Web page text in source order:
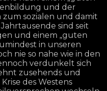
und der
sozialen und damit
sind seit
und einem „guten
in unseren
nie so nahe wie in den
verdunkelt sich
zusehends und
des Westens